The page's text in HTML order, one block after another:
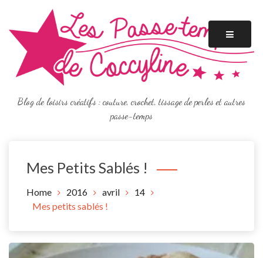
content
Blog de loisirs créatifs : couture, crochet, tissage de perles et autres
passe-temps
Mes Petits Sablés !
Home 2016 avril
14
Mes petits sablés !